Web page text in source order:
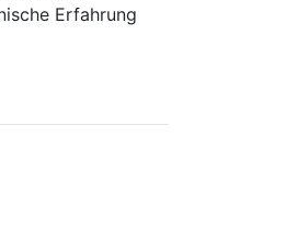
Erfahrung